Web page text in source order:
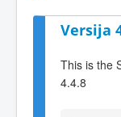
Versija
This is the
4.4.8